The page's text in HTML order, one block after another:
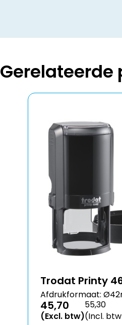
Gerelateerde
Trodat Printy
Afdrukformaat:
45,70
(Excl. btw)
55,30
(Incl.